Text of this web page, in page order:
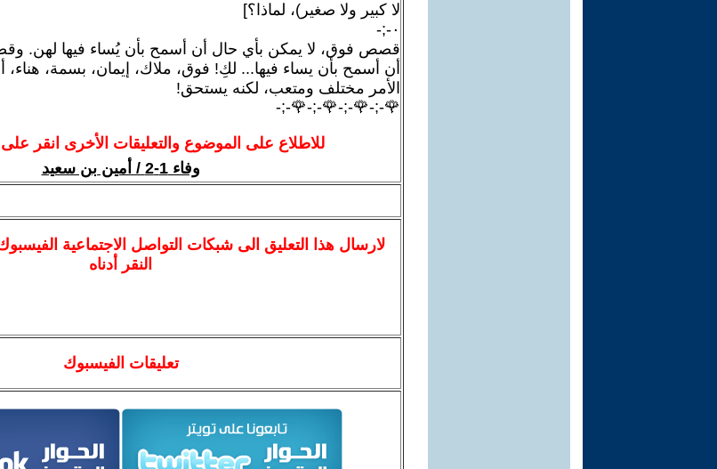
لا كبير ولا صغير)، لماذا؟]
٠-;-
قصص فوق، لا يمكن بأي حال أن أسمح بأن يُساء فيها لهن.
أن أسمح بأن يساء فيها... لكِ! فوق، ملاك، إيمان، بسمة،
الأمر مختلف ومتعب، لكنه يستحق!
🌹-;-🌹-;-🌹-;-🌹-;-
للاطلاع على الموضوع والتعليقات الأخرى انقر على
وفاء 1-2 / أمين بن سعيد
لارسالهذا التعليق الى شبكات التواصل الاجتماعية
النقر أدناه
تعليقات الفيسبوك